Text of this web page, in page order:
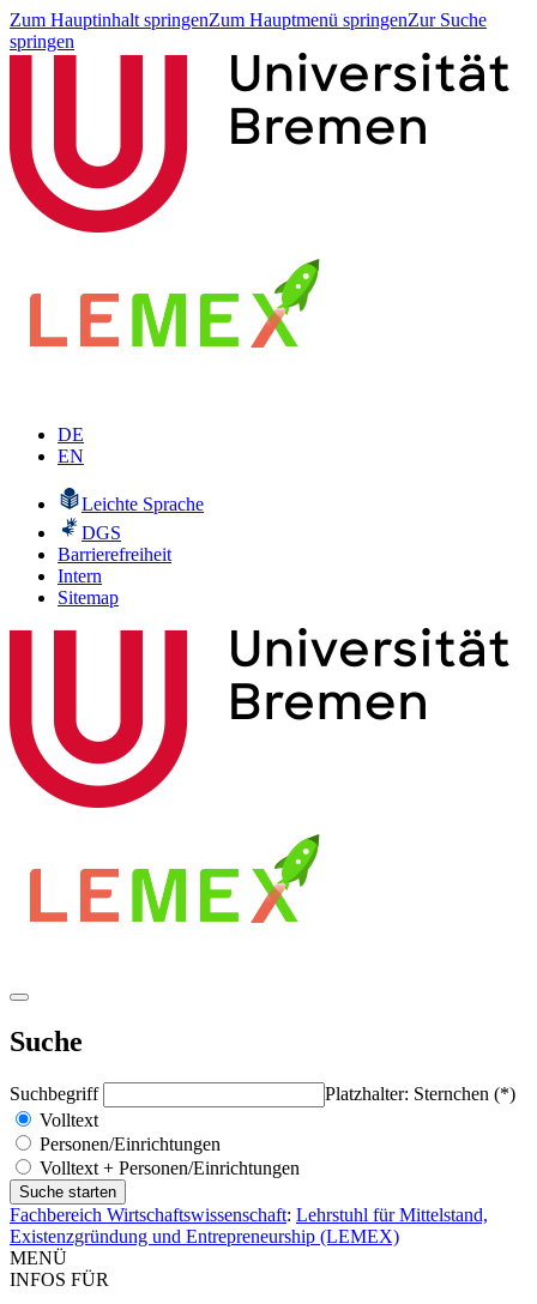
Zum Hauptinhalt springenZum Hauptmenü springenZur Suche
springen
DE
EN
Leichte Sprache
DGS
Barrierefreiheit
Intern
Sitemap
Suche
Suchbegriff
Platzhalter: Sternchen (*)
Volltext
Personen/Einrichtungen
Volltext + Personen/Einrichtungen
Fachbereich Wirtschaftswissenschaft: Lehrstuhl für Mittelstand,
Existenzgründung und Entrepreneurship (LEMEX)
MENÜ
INFOS FÜR